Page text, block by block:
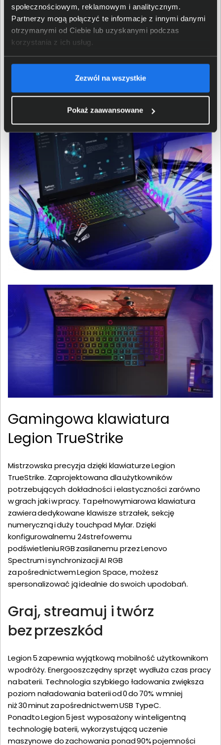
społecznościowym, reklamowym i analitycznym.
Partnerzy mogą połączyć te informacje z innymi danymi
otrzymanymi od Ciebie lub uzyskanymi podczas
korzystania z ich usług.
Zezwól na wszystkie
Pokaż zaawansowane
która pozwala podłączyć dwa zestawy słuchawkowe
do laptopa. Technologia Nahimic oparta na sztucznej
inteligencji zapewnia bardziej wciągające,
konkurencyjne i spersonalizowane wrażenia z gry.
To nie tylko dźwięk to inteligentniejszy, bardziej
angażujący sposób grania.
Gamingowa klawiatura
Legion TrueStrike
Mistrzowska precyzja dzięki klawiaturze Legion
TrueStrike. Zaprojektowana dla użytkowników
potrzebujących dokładności i elastyczności zarówno
w grach jak i w pracy. Ta pełnowymiarowa klawiatura
zawiera dedykowane klawisze strzałek, sekcję
numeryczną i duży touchpad Mylar. Dzięki
konfigurowalnemu 24strefowemu
podświetleniu RGB zasilanemu przez Lenovo
Spectrum i synchronizacji AI RGB
za pośrednictwem Legion Space, możesz
spersonalizować ją idealnie do swoich upodobań.
Graj, streamuj i twórz
bez przeszkód
Legion 5 zapewnia wyjątkową mobilność użytkownikom
w podróży. Energooszczędny sprzęt wydłuża czas pracy
na baterii. Technologia szybkiego ładowania zwiększa
poziom naładowania baterii od 0 do 70% w mniej
niż 30 minut za pośrednictwem USB TypeC.
Ponadto Legion 5 jest wyposażony w inteligentną
technologię baterii, wykorzystującą uczenie
maszynowe do zachowania ponad 90% pojemności